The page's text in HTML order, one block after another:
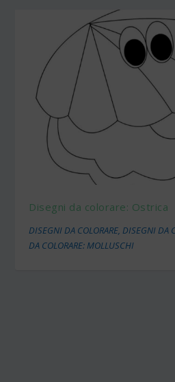
Disegni da colorare: Ostrica
DISEGNI DA COLORARE,DISEGNI DA
DA COLORARE: MOLLUSCHI